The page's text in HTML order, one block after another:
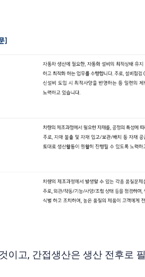
이고, 간접생산은 생산 전후로 필